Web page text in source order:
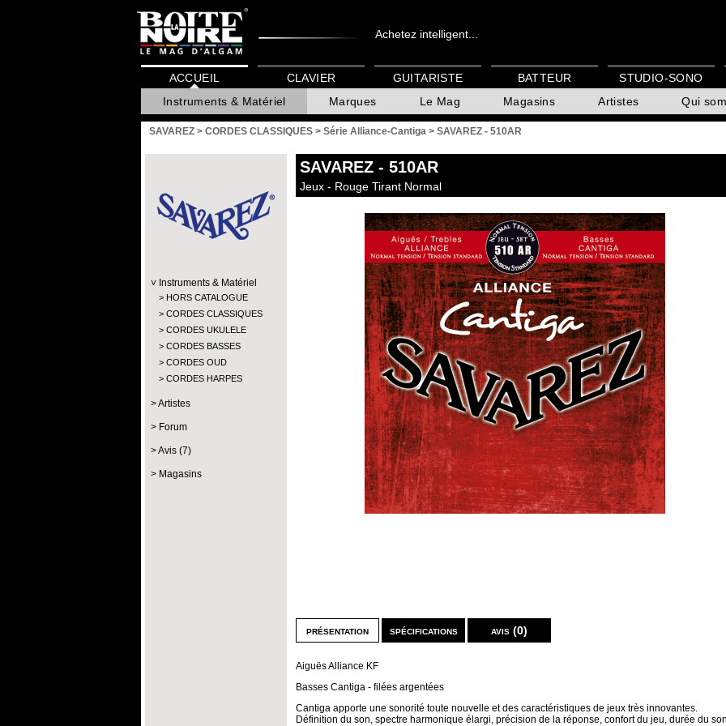
Achetez intelligent...
ACCUEIL
Instruments & Matériel
Marques Le Mag Magasins Artistes Qui
CLAVIER GUITARISTE BATTEUR STUDIO-SONO
SAVAREZ > CORDES CLASSIQUES > Série Alliance-Cantiga > SAVAREZ - 510AR
Instruments & Matériel
HORS CATALOGUE
CORDES CLASSIQUES
CORDES UKULELE
CORDES BASSES
CORDES OUD
CORDES HARPES
Artistes
Forum
Avis (7)
Magasins
SAVAREZ - 510AR
Jeux - Rouge Tirant Normal
présentation
Aiguës Alliance KF
Basses Cantiga - filées argentées
Cantiga apporte une sonorité toute nouvelle et des caractéristiques de jeux très innovantes.
Définition du son, spectre harmonique élargi, précision de la réponse, confort du jeu, durée du
spécifications avis (0)